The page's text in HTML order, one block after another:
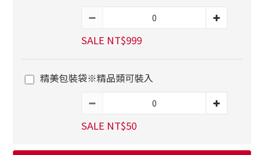
SALE NT$999
精美包裝袋※精品類可裝入
SALE NT$50